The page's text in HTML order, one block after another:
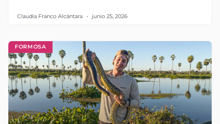
Claudia Franco Alcántara junio 25, 2026
FORMOSA